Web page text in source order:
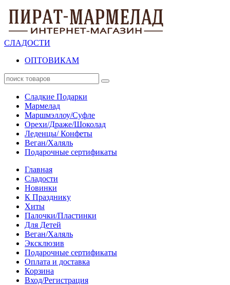
СЛАДОСТИ
ОПТОВИКАМ
Сладкие Подарки
Мармелад
Маршмэллоу/Суфле
Орехи/Драже/Шоколад
Леденцы/ Конфеты
Веган/Халяль
Подарочные сертификаты
Главная
Сладости
Новинки
К Празднику
Хиты
Палочки/Пластинки
Для Детей
Веган/Халяль
Эксклюзив
Подарочные сертификаты
Оплата и доставка
Корзина
Вход/Регистрация